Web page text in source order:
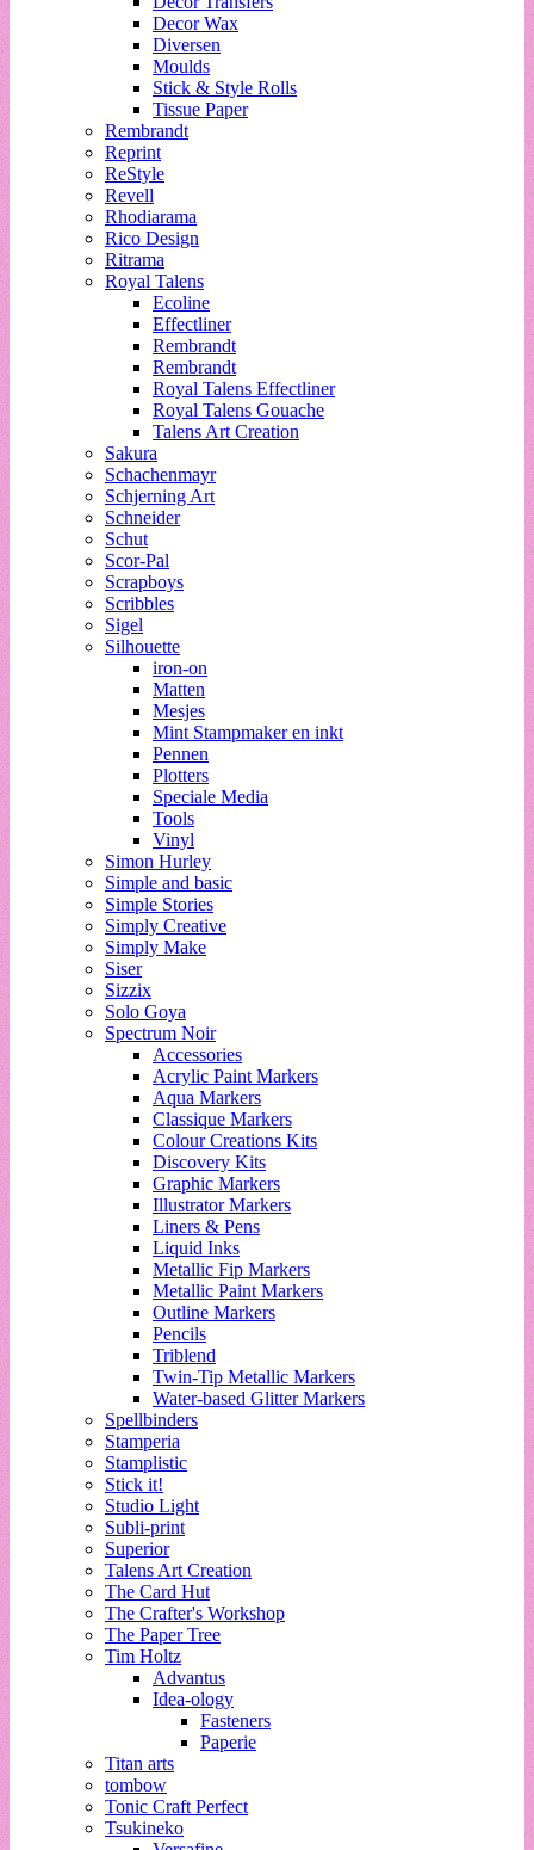
Decor Wax
Diversen
Moulds
Stick & Style Rolls
Tissue Paper
Rembrandt
Reprint
ReStyle
Revell
Rhodiarama
Rico Design
Ritrama
Royal Talens
Ecoline
Effectliner
Rembrandt
Rembrandt
Royal Talens Effectliner
Royal Talens Gouache
Talens Art Creation
Sakura
Schachenmayr
Schjerning Art
Schneider
Schut
Scor-Pal
Scrapboys
Scribbles
Sigel
Silhouette
iron-on
Matten
Mesjes
Mint Stampmaker en inkt
Pennen
Plotters
Speciale Media
Tools
Vinyl
Simon Hurley
Simple and basic
Simple Stories
Simply Creative
Simply Make
Siser
Sizzix
Solo Goya
Spectrum Noir
Accessories
Acrylic Paint Markers
Aqua Markers
Classique Markers
Colour Creations Kits
Discovery Kits
Graphic Markers
Illustrator Markers
Liners & Pens
Liquid Inks
Metallic Fip Markers
Metallic Paint Markers
Outline Markers
Pencils
Triblend
Twin-Tip Metallic Markers
Water-based Glitter Markers
Spellbinders
Stamperia
Stamplistic
Stick it!
Studio Light
Subli-print
Superior
Talens Art Creation
The Card Hut
The Crafter's Workshop
The Paper Tree
Tim Holtz
Advantus
Idea-ology
Fasteners
Paperie
Titan arts
tombow
Tonic Craft Perfect
Tsukineko